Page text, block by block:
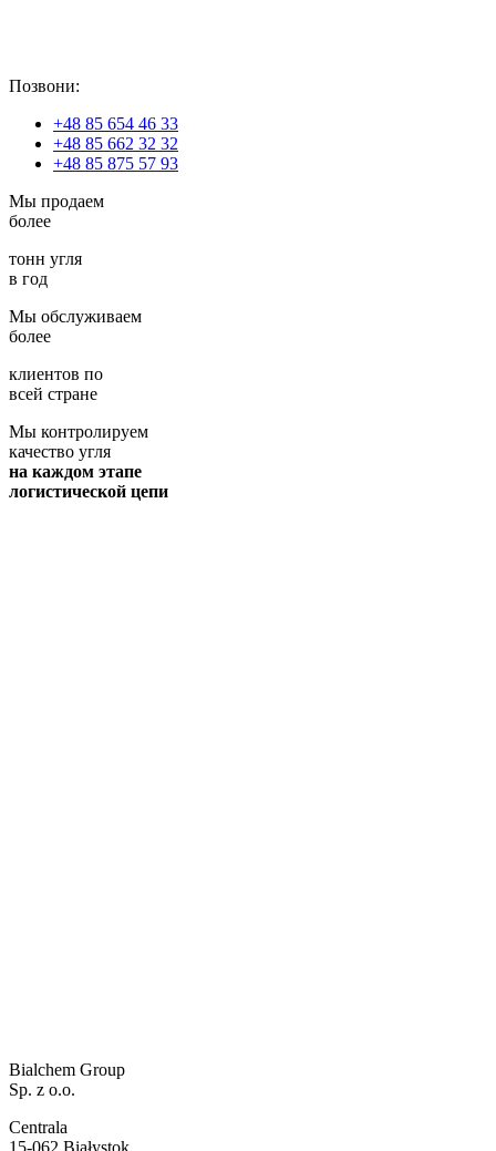
Позвони:
+48 85 654 46 33
+48 85 662 32 32
+48 85 875 57 93
Мы продаем
более
тонн угля
в год
Мы обслуживаем
более
клиентов по
всей стране
Мы контролируем
качество угля
на каждом этапе
логистической цепи
Bialchem Group
Sp. z o.o.
Centrala